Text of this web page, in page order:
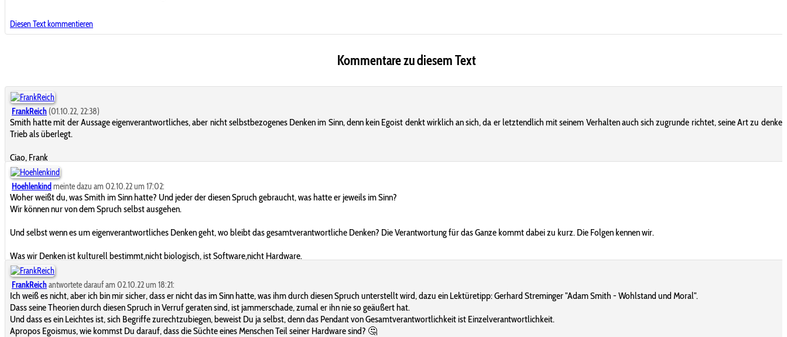
Diesen Text kommentieren
Kommentare zu diesem Text
FrankReich (01.10.22, 22:38)
Smith hatte mit der Aussage eigenverantwortliches, aber nicht selbstbezogenes Denken im Sinn, denn kein Egoist denkt wirklich an sich, da er letztendlich mit seinem Verhalten auch sich zugrunde richtet, seine Art zu
Trieb als überlegt.
Ciao, Frank
Hoehlenkind meinte dazu am 02.10.22 um 17:02:
Woher weißt du, was Smith im Sinn hatte? Und jeder der diesen Spruch gebraucht, was hatte er jeweils im Sinn?
Wir können nur von dem Spruch selbst ausgehen.
Und selbst wenn es um eigenverantwortliches Denken geht, wo bleibt das gesamtverantwortliche Denken? Die Verantwortung für das Ganze kommt dabei zu kurz. Die Folgen kennen wir.
Was wir Denken ist kulturell bestimmt,nicht biologisch, ist Software,nicht Hardware.
FrankReichantwortete darauf am 02.10.22 um 18:21:
Ich weiß es nicht, aber ich bin mir sicher, dass er nicht das im Sinn hatte, was ihm durch diesen Spruch unterstellt wird, dazu ein Lektüretipp: Gerhard Streminger "Adam Smith - Wohlstand und Moral".
Dass seine Theorien durch diesen Spruch in Verruf geraten sind, ist jammerschade, zumal er ihn nie so geäußert hat.
Und dass es ein Leichtes ist, sich Begriffe zurechtzubiegen, beweist Du ja selbst, denn das Pendant von Gesamtverantwortlichkeit ist Einzelverantwortlichkeit.
Apropos Egoismus, wie kommst Du darauf, dass die Süchte eines Menschen Teil seiner Hardware sind? 🤔